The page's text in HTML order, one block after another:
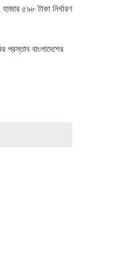
৫৯৮ টাকা নির্ধারণ
প্রস্তাব বাংলাদেশের